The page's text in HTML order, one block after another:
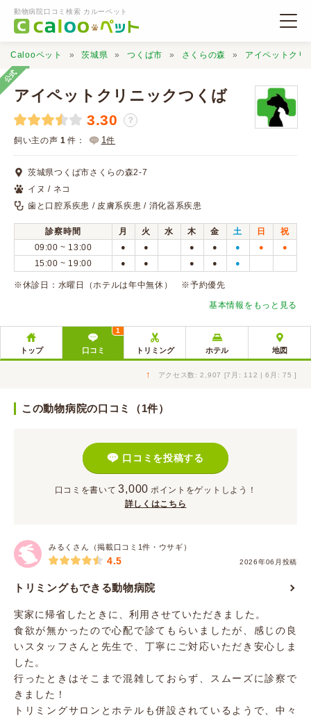
動物病院口コミ検索 カルーペット
動物病院検索
口コミ検索
Calooペットとは？
口コミ投稿
Calooペット 茨城県 つくば市 さくらの森 アイペットクリ
公式
アイペットクリニックつくば
3.30 ？
飼い主の声 1 件： 1件
茨城県つくば市さくらの森2-7
イヌ / ネコ
歯と口腔系疾患 / 皮膚系疾患 / 消化器系疾患
診察時間 月 火 水 木 金 土 日
祝
09:00 ~ 13:00
● ● ● ● ● ● ●
15:00 ~ 19:00 ● ● ● ● ●
※休診日：水曜日（ホテルは年中無休） ※予約優先
基本情報をもっと見る
トップ 口コミ
1
トリミング ホテル 地図
↑ アクセス数: 2,907 [7月: 112 | 6月: 75 ]
この動物病院の口コミ（1件）
口コミを投稿する
口コミを書いて 3,000 ポイント をゲットしよう！
詳しくはこちら
みるくさん（掲載口コミ1件・ウサギ）
2026年06月投稿
4.5
トリミングもできる動物病院
実家に帰省したときに、利用させていただきました。
食欲が無かったので心配で診てもらいましたが、感じの良
いスタッフさんと先生で、丁寧にご対応いただき安心しま
した。
行ったときはそこまで混雑しておらず、スムーズに診察で
きました！
トリミングサロンとホテルも併設されているようで、中々